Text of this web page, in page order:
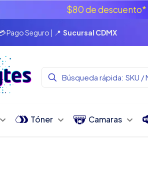
$80 de descuento*
Pago Seguro | 📍Sucursal CDMX
Tóner Camaras